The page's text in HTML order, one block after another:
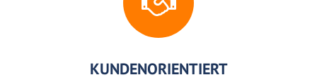
KUNDENORIENTIERT